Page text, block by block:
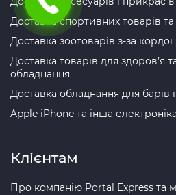
Доставка спортивних товарів
Доставка зоотоварів з-за
Доставка товарів для здоров’я
обладнання
Доставка обладнання для барів
Apple iPhone та інша електроніка
Клієнтам
Про компанію Portal Express та